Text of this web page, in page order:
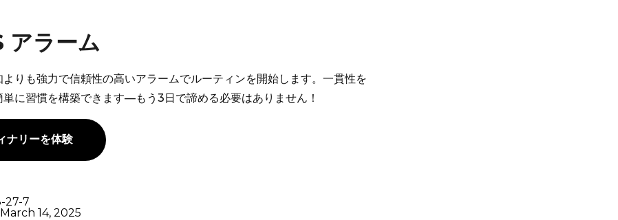
アラーム
りも強力で信頼性の高いアラームでルーティンを開始します。一貫性を
単に習慣を構築できます—もう3日で諦める必要はありません！
ナリーを体験
27-7
March 14, 2025